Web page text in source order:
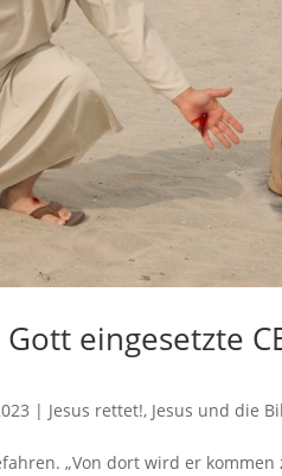
Gott eingesetzte
| Jesus rettet!, Jesus und die
„Von dort wird er